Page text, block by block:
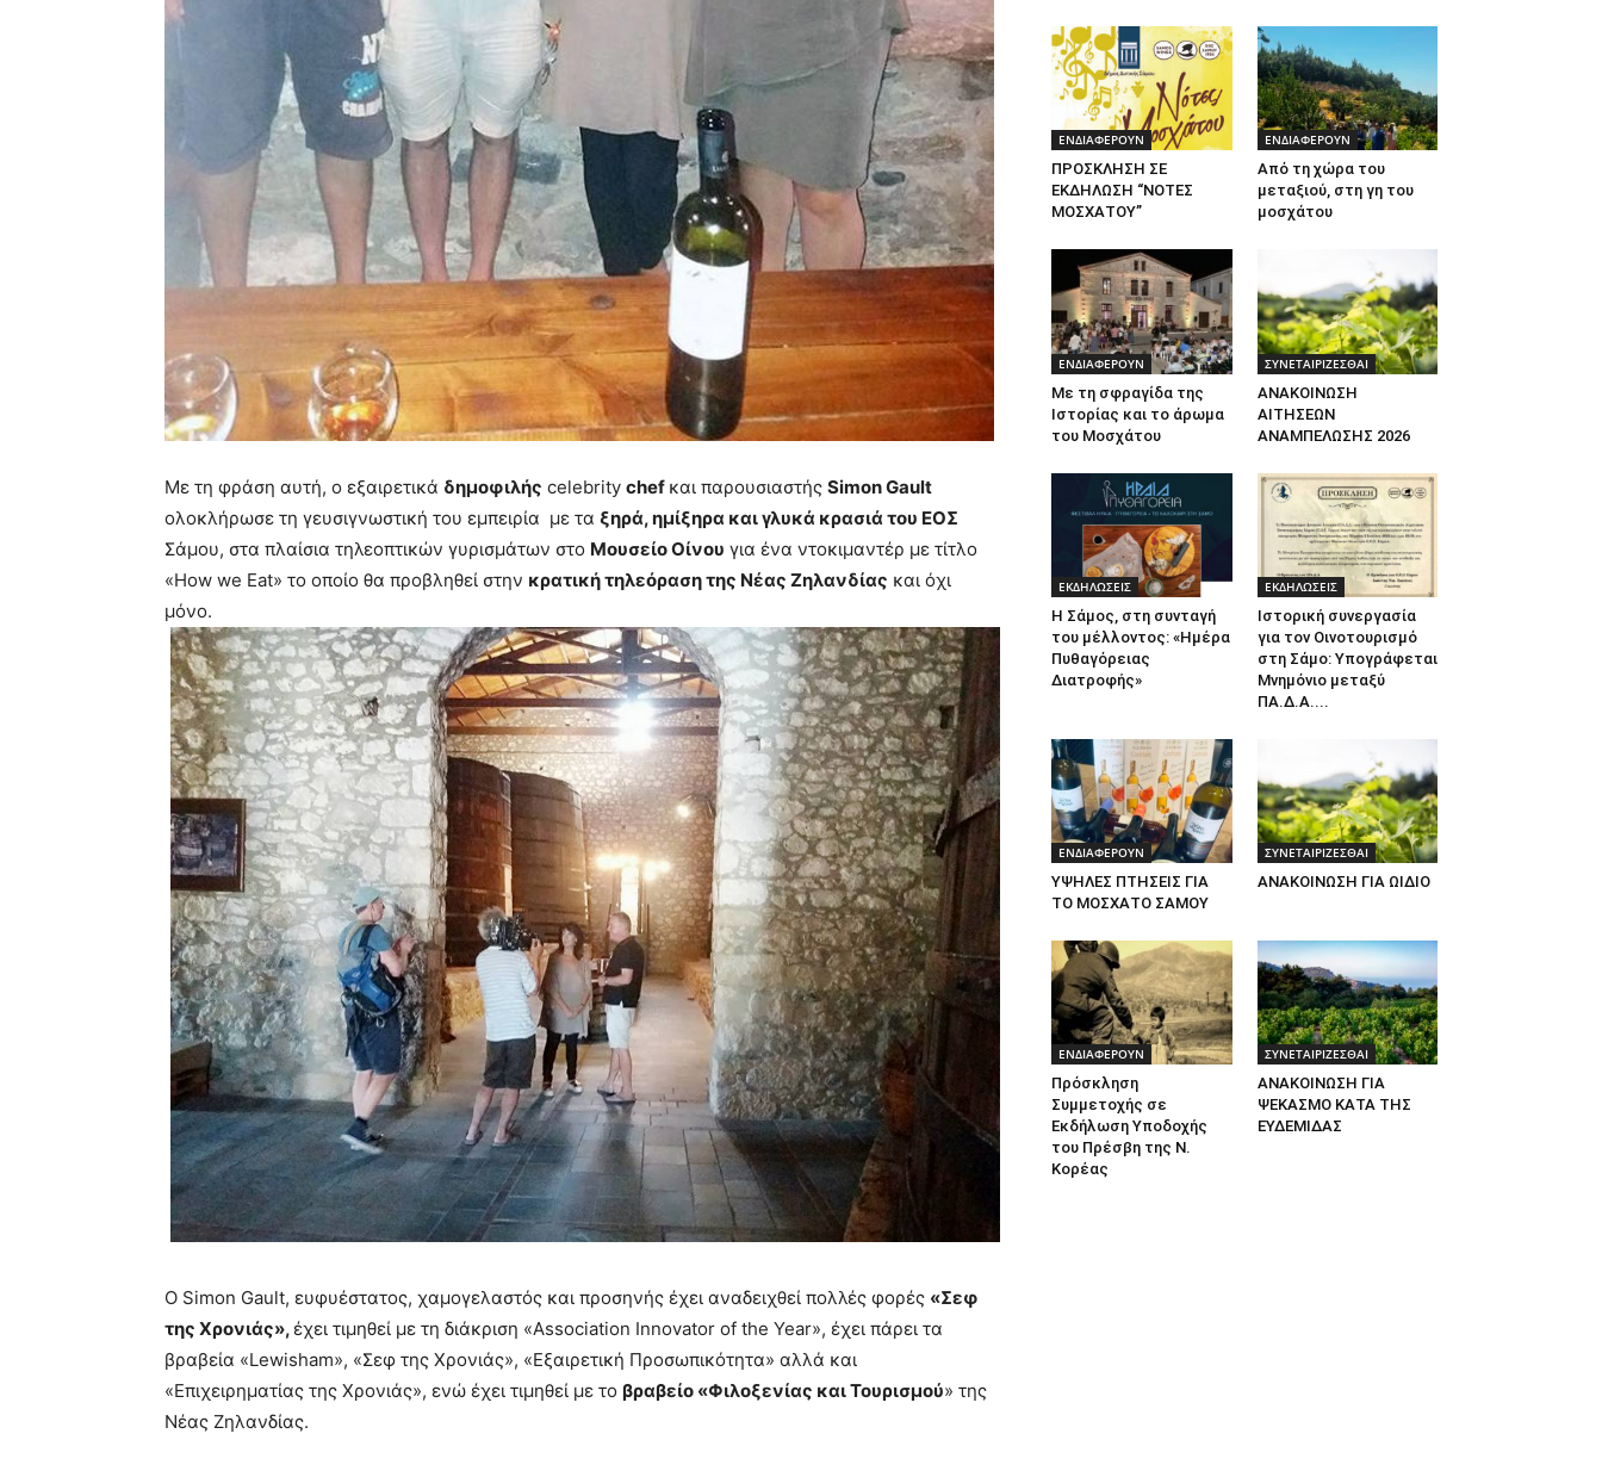
Με τη φράση αυτή, ο εξαιρετικά δημοφιλής celebrity chef και παρουσιαστής SimonGault
ολοκλήρωσε τη γευσιγνωστική του εμπειρία με τα ξηρά, ημίξηρα και γλυκά κρασιά του ΕΟΣ
Σάμου, στα πλαίσια τηλεοπτικών γυρισμάτων στο Μουσείο Οίνου για ένα ντοκιμαντέρ με τίτλο
«How we Eat» το οποίο θα προβληθεί στην κρατική τηλεόραση της Νέας Ζηλανδίας και όχι
μόνο.
Ο Simon Gault, ευφυέστατος, χαμογελαστός και προσηνής έχει αναδειχθεί πολλές φορές «Σεφ
της Χρονιάς»,έχει τιμηθεί με τη διάκριση «Association Innovator of the Year», έχει πάρει τα
βραβεία «Lewisham», «Σεφ της Χρονιάς», «Εξαιρετική Προσωπικότητα» αλλά και
«Επιχειρηματίας της Χρονιάς», ενώ έχει τιμηθεί με το βραβείο «Φιλοξενίας και Τουρισμού» της
Νέας Ζηλανδίας.
ΕΝΔΙΑΦΕΡΟΥΝ
ΠΡΟΣΚΛΗΣΗ ΣΕ
ΕΚΔΗΛΩΣΗ “ΝΟΤΕΣ
ΜΟΣΧΑΤΟΥ”
ΕΝΔΙΑΦΕΡΟΥΝ
Από τη χώρα του
μεταξιού, στη γη του
μοσχάτου
ΕΝΔΙΑΦΕΡΟΥΝ
Με τη σφραγίδα της
Ιστορίας και το άρωμα
του Μοσχάτου
ΣΥΝΕΤΑΙΡΙΖΕΣΘΑΙ
ΑΝΑΚΟΙΝΩΣΗ
ΑΙΤΗΣΕΩΝ
ΑΝΑΜΠΕΛΩΣΗΣ 2026
ΕΚΔΗΛΩΣΕΙΣ
Η Σάμος, στη συνταγή
του μέλλοντος: «Ημέρα
Πυθαγόρειας
Διατροφής»
ΕΚΔΗΛΩΣΕΙΣ
Ιστορική συνεργασία
για τον Οινοτουρισμό
στη Σάμο: Υπογράφεται
Μνημόνιο μεταξύ
ΠΑ.Δ.Α....
ΕΝΔΙΑΦΕΡΟΥΝ
ΥΨΗΛΕΣ ΠΤΗΣΕΙΣ ΓΙΑ
ΤΟ ΜΟΣΧΑΤΟ ΣΑΜΟΥ
ΣΥΝΕΤΑΙΡΙΖΕΣΘΑΙ
ΑΝΑΚΟΙΝΩΣΗ ΓΙΑ ΩΙΔΙΟ
ΕΝΔΙΑΦΕΡΟΥΝ
Πρόσκληση
Συμμετοχής σε
Εκδήλωση Υποδοχής
του Πρέσβη της Ν.
Κορέας
ΣΥΝΕΤΑΙΡΙΖΕΣΘΑΙ
ΑΝΑΚΟΙΝΩΣΗ ΓΙΑ
ΨΕΚΑΣΜΟ ΚΑΤΑ ΤΗΣ
ΕΥΔΕΜΙΔΑΣ